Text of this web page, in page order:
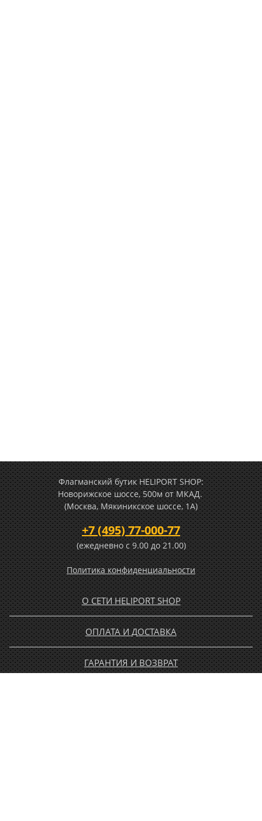
Флагманский бутик HELIPORT SHOP:
Новорижское шоссе, 500м от МКАД.
(Москва, Мякиникское шоссе, 1А)
+7 (495) 77-000-77
(ежедневно c 9.00 до 21.00)
Политика конфиденциальности
О СЕТИ HELIPORT SHOP
ОПЛАТА И ДОСТАВКА
ГАРАНТИЯ И ВОЗВРАТ